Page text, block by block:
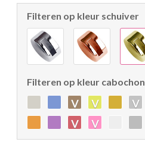
Filteren op kleur schuiver
Filteren op kleur cabochon
v v
v
v
v